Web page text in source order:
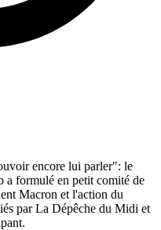
encore lui parler": le
a formulé en petit comité de
Macron et l'action du
par La Dépêche du Midi et